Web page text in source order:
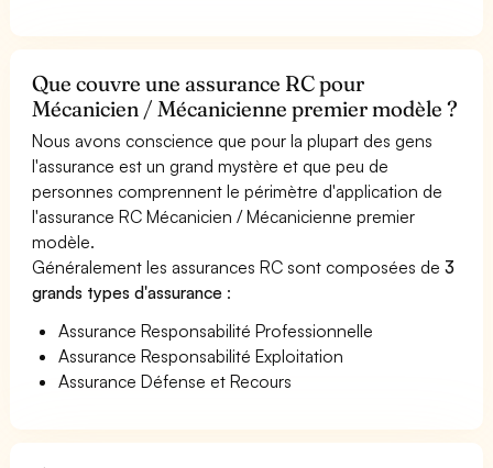
Que couvre une assurance RC pour
Mécanicien / Mécanicienne premier modèle ?
Nous avons conscience que pour la plupart des gens
l'assurance est un grand mystère et que peu de
personnes comprennent le périmètre d'application de
l'assurance RC Mécanicien / Mécanicienne premier
modèle.
Généralement les assurances RC sont composées de3
grands types d'assurance :
Assurance Responsabilité Professionnelle
Assurance Responsabilité Exploitation
Assurance Défense et Recours